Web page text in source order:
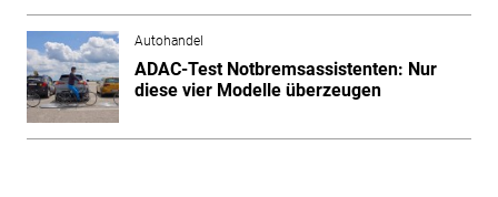
Autohandel
ADAC-Test Notbremsassistenten: Nur
diese vier Modelle überzeugen